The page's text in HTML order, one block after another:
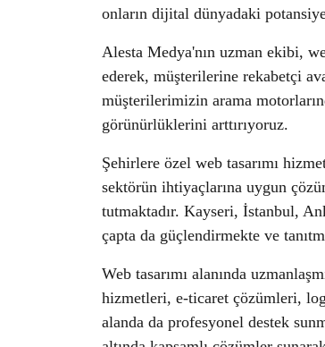
onların dijital dünyadaki
Alesta Medya'nın uzman ekibi,
ederek, müşterilerine rekabetçi
müşterilerimizin arama
görünürlüklerini arttırıyoruz.
Şehirlere özel web tasarımı
sektörün ihtiyaçlarına uygun
tutmaktadır. Kayseri, İstanbul,
çapta da güçlendirmekte ve
Web tasarımı alanında
hizmetleri, e-ticaret çözümleri,
alanda da profesyonel destek